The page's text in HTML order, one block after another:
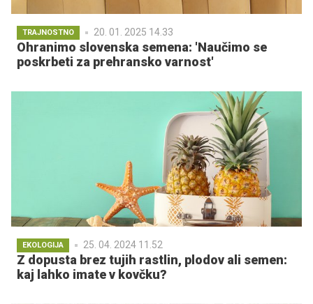
TRAJNOSTNO 20. 01. 2025 14.33
Ohranimo slovenska semena: 'Naučimo se
poskrbeti za prehransko varnost'
EKOLOGIJA 25. 04. 2024 11.52
Z dopusta brez tujih rastlin, plodov ali semen:
kaj lahko imate v kovčku?